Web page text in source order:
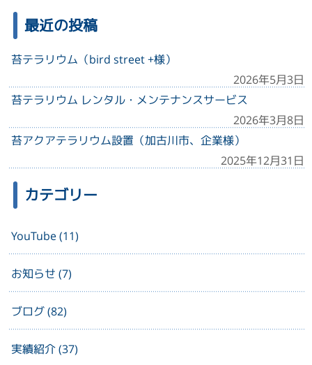
最近の投稿
苔テラリウム（bird street +様）
2026年5月3日
苔テラリウム レンタル・メンテナンスサービス
2026年3月8日
苔アクアテラリウム設置（加古川市、企業様）
2025年12月31日
カテゴリー
YouTube (11)
お知らせ (7)
ブログ (82)
実績紹介 (37)